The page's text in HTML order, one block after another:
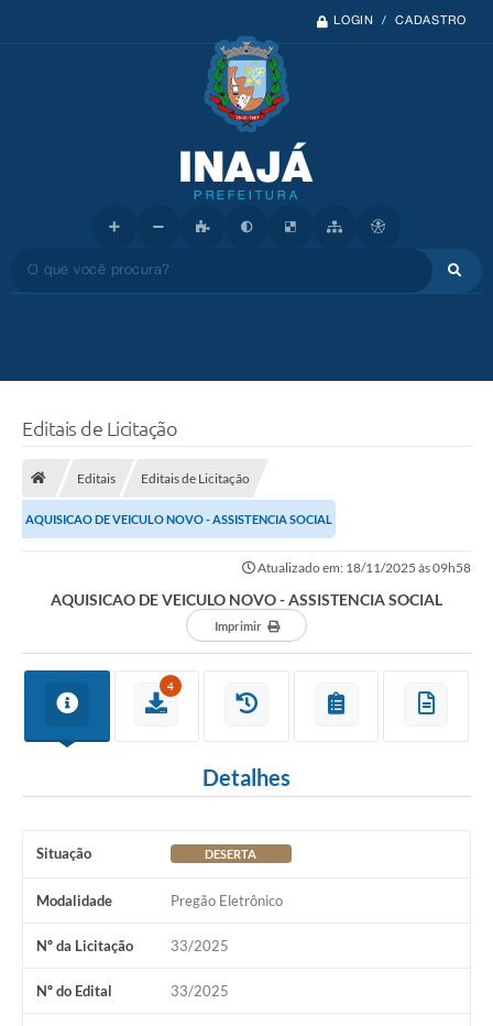
LOGIN / CADASTRO
O que você procura?
Editais de Licitação
Editais Editais de Licitação
AQUISICAO DE VEICULO NOVO - ASSISTENCIA SOCIAL
Atualizado em: 18/11/2025 às 09h58
AQUISICAO DE VEICULO NOVO - ASSISTENCIA SOCIAL
Imprimir
4
Detalhes
Situação DESERTA
Modalidade Pregão Eletrônico
Nº da Licitação 33/2025
Nº do Edital 33/2025